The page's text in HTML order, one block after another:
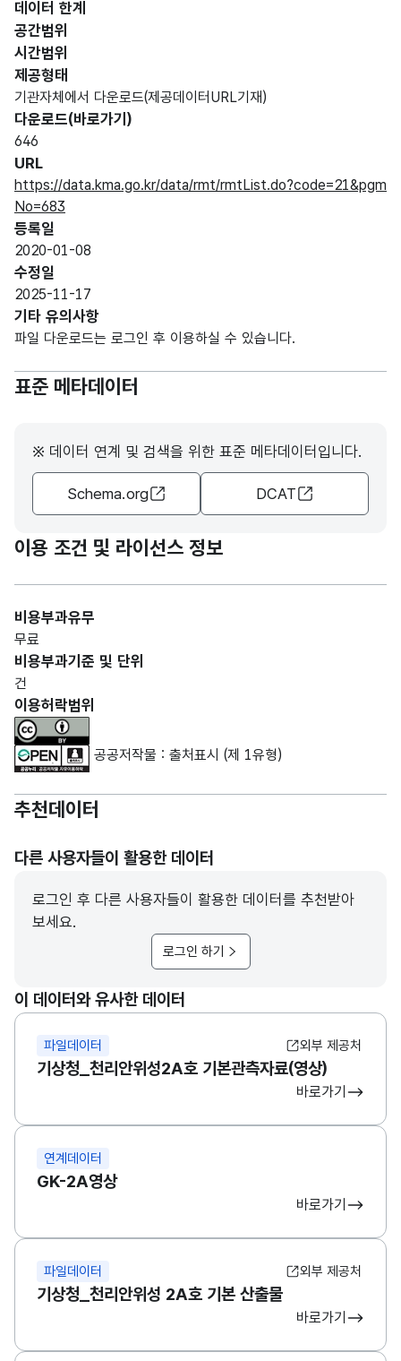
데이터 한계
공간범위
시간범위
제공형태
기관자체에서 다운로드(제공데이터URL기재)
다운로드(바로가기)
646
URL
https://data.kma.go.kr/data/rmt/rmtList.do?code=21&pgm
No=683
등록일
2020-01-08
수정일
2025-11-17
기타 유의사항
파일 다운로드는 로그인 후 이용하실 수 있습니다.
표준 메타데이터
※ 데이터 연계 및 검색을 위한 표준 메타데이터입니다.
Schema.org DCAT
이용 조건 및 라이선스 정보
비용부과유무
무료
비용부과기준 및 단위
건
이용허락범위
공공저작물 : 출처표시 (제 1유형)
추천데이터
다른 사용자들이 활용한 데이터
로그인 후 다른 사용자들이 활용한 데이터를 추천받아
보세요.
로그인 하기
이 데이터와 유사한 데이터
파일데이터 외부 제공처
기상청_천리안위성2A호 기본관측자료(영상)
바로가기
연계데이터
GK-2A영상
바로가기
파일데이터 외부 제공처
기상청_천리안위성 2A호 기본 산출물
바로가기